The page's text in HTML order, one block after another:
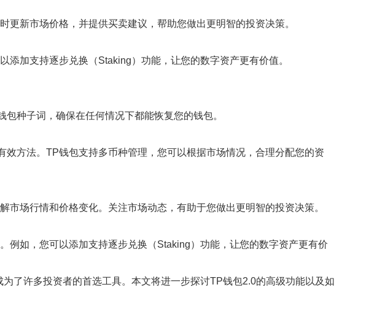
新市场价格，并提供买卖建议，帮助您做出更明智的投资决策。
加支持逐步兑换（Staking）功能，让您的数字资产更有价值。
种子词，确保在任何情况下都能恢复您的钱包。
方法。TP钱包支持多币种管理，您可以根据市场情况，合理分配您的资
场行情和价格变化。关注市场动态，有助于您做出更明智的投资决策。
例如，您可以添加支持逐步兑换（Staking）功能，让您的数字资产更有价
了许多投资者的首选工具。本文将进一步探讨TP钱包2.0的高级功能以及如